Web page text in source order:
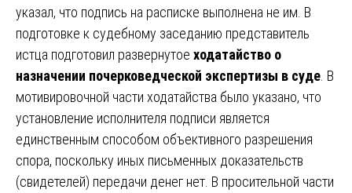
указал, что подпись на расписке выполнена не им. В
подготовке к судебному заседанию представитель
истца подготовил развернутое ходатайство о
назначении почерковедческой экспертизы в суде . В
мотивировочной части ходатайства было указано, что
установление исполнителя подписи является
единственным способом объективного разрешения
спора, поскольку иных письменных доказательств
(свидетелей) передачи денег нет. В просительной части